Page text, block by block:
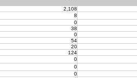
2,108
8
0
38
0
54
20
124
0
0
0